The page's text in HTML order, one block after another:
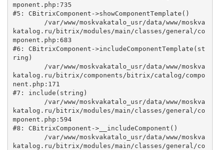
mponent.php:735
#5: CBitrixComponent->showComponentTemplate()
katalog.ru/bitrix/modules/main/classes/general/co
mponent.php:683
#6: CBitrixComponent->includeComponentTemplate(st
ring)
katalog.ru/bitrix/components/bitrix/catalog/compo
nent.php:171
#7: include(string)
katalog.ru/bitrix/modules/main/classes/general/co
mponent.php:594
#8: CBitrixComponent->__includeComponent()
katalog.ru/bitrix/modules/main/classes/general/co